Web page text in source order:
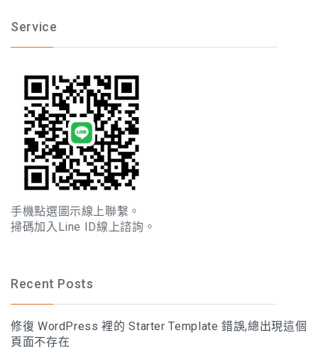
Service
手機點選圖示線上聯繫。
掃碼加入Line ID線上諮詢。
Recent Posts
修復 WordPress 裡的 Starter Template 錯誤,總出現這個
頁面不存在